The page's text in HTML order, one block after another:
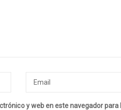
y web en este navegador